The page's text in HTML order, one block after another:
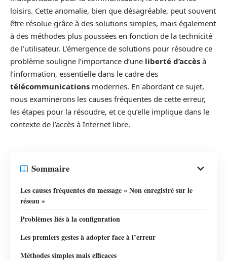
loisirs. Cette anomalie, bien que désagréable, peut souvent
être résolue grâce à des solutions simples, mais également
à des méthodes plus poussées en fonction de la technicité
de l’utilisateur. L’émergence de solutions pour résoudre ce
problème souligne l’importance d’une liberté d’accès à
l’information, essentielle dans le cadre des
télécommunications modernes. En abordant ce sujet,
nous examinerons les causes fréquentes de cette erreur,
les étapes pour la résoudre, et ce qu’elle implique dans le
contexte de l’accès à Internet libre.
Sommaire
Les causes fréquentes du message « Non enregistré sur le
réseau »
Problèmes liés à la configuration
Les premiers gestes à adopter face à l’erreur
Méthodes simples mais efficaces